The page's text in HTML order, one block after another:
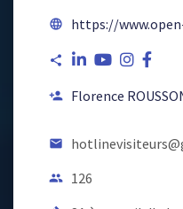
language https://
share
person_add Florence
email
people 126